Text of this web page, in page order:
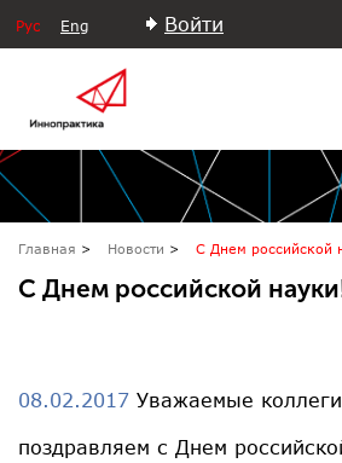
Рус Eng Войти
Главная Новости С Днем российской
С Днем российской
08.02.2017 Уважаемые
поздравляем с Днем